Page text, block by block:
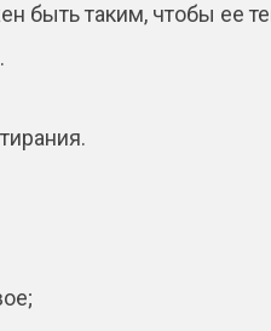
быть таким, чтобы ее